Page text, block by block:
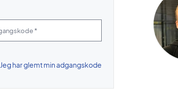
Jeg har glemt min adgangskode